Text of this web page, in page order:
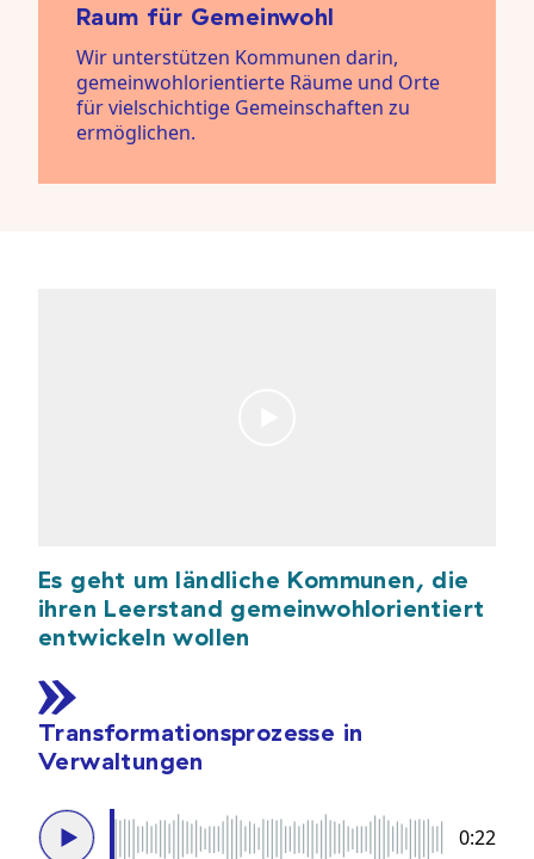
Raum für Gemeinwohl
Wir unterstützen Kommunen darin,
gemeinwohlorientierte Räume und Orte
für vielschichtige Gemeinschaften zu
ermöglichen.
Es geht um ländliche Kommunen, die
ihren Leerstand gemeinwohlorientiert
entwickeln wollen
Transformationsprozesse in
Verwaltungen
0:22